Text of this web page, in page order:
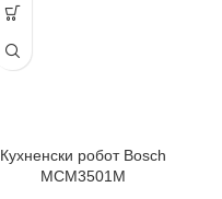
Кухненски робот Bosch
MCM3501M